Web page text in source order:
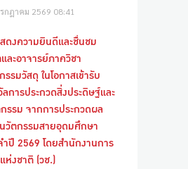
กฎาคม 2569 08:41
ดงความยินดีและชื่นชม
ละอาจารย์ภาควิชา
รรมวัสดุ ในโอกาสเข้ารับ
ลการประกวดสิ่งประดิษฐ์และ
รรม จากการประกวดผล
วัตกรรมสายอุดมศึกษา
ำปี 2569 โดยสำนักงานการ
ห่งชาติ (วช.)